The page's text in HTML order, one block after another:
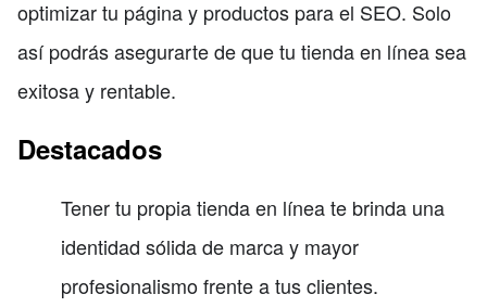
optimizar tu página y productos para el SEO. Solo
así podrás asegurarte de que tu tienda en línea sea
exitosa y rentable.
Destacados
Tener tu propia tienda en línea te brinda una
identidad sólida de marca y mayor
profesionalismo frente a tus clientes.